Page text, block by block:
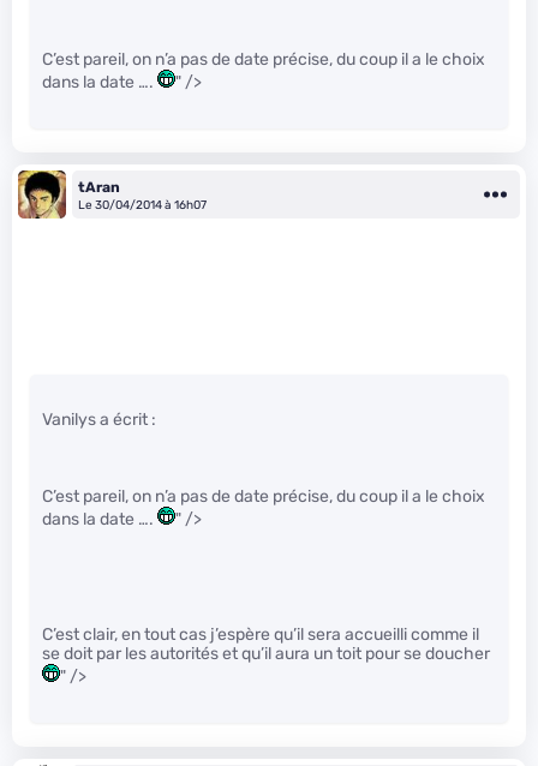
C’est pareil, on n’a pas de date précise, du coup il a le choix
dans la date ….
" />
tAran
Le 30/04/2014 à 16h07
Vanilys a écrit :
C’est pareil, on n’a pas de date précise, du coup il a le choix
dans la date ….
" />
C’est clair, en tout cas j’espère qu’il sera accueilli comme il
se doit par les autorités et qu’il aura un toit pour se doucher
" />